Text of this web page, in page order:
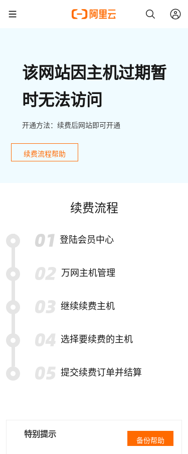
该网站因主机过期暂
时无法访问
开通方法：续费后网站即可开通
续费流程帮助
续费流程
登陆会员中心
万网主机管理
继续续费主机
选择要续费的主机
提交续费订单并结算
特别提示
备份帮助